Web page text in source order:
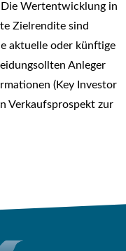
Wertentwicklung in
Zielrendite sind
aktuelle oder künftige
Anleger
(Key Investor
Verkaufsprospekt zur